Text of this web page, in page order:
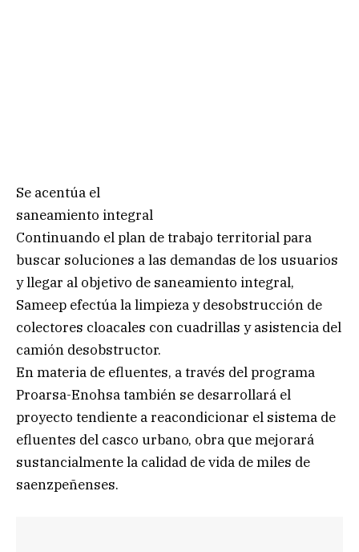
Se acentúa el
saneamiento integral
Continuando el plan de trabajo territorial para
buscar soluciones a las demandas de los usuarios
y llegar al objetivo de saneamiento integral,
Sameep efectúa la limpieza y desobstrucción de
colectores cloacales con cuadrillas y asistencia del
camión desobstructor.
En materia de efluentes, a través del programa
Proarsa-Enohsa también se desarrollará el
proyecto tendiente a reacondicionar el sistema de
efluentes del casco urbano, obra que mejorará
sustancialmente la calidad de vida de miles de
saenzpeñenses.